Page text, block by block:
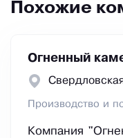
Похожие
Огненный
Производство и
Компания